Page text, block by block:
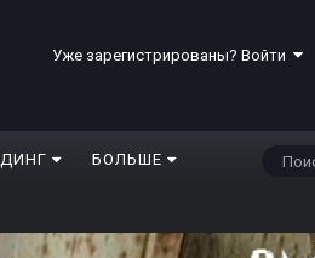
Уже зарегистрированы? Войти
БОЛЬШЕ